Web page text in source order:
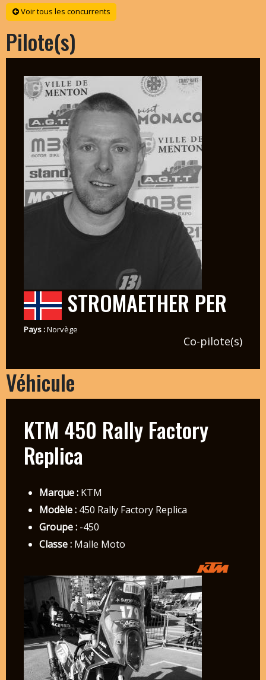
Voir tous les concurrents
Pilote(s)
STROMAETHER PER
Pays :Norvège
Co-pilote(s)
Véhicule
KTM 450 Rally Factory
Replica
Marque :KTM
Modèle :450 Rally Factory Replica
Groupe :-450
Classe :Malle Moto